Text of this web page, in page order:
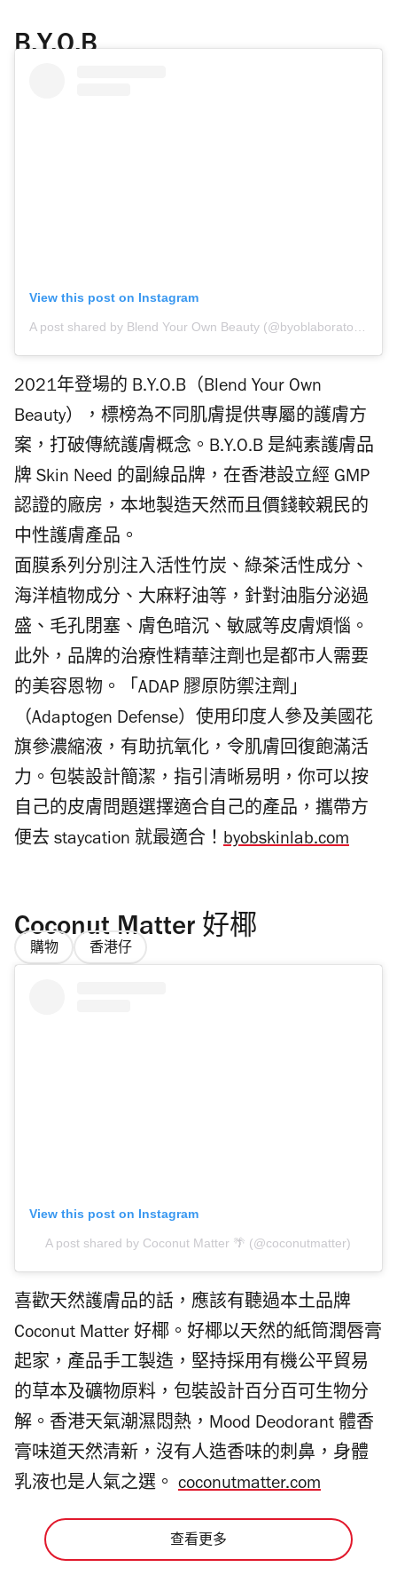
B.Y.O.B
View this post on Instagram
2021年登場的 B.Y.O.B（Blend Your Own
Beauty），標榜為不同肌膚提供專屬的護膚方
案，打破傳統護膚概念。B.Y.O.B 是純素護膚品
牌 Skin Need 的副線品牌，在香港設立經 GMP
認證的廠房，本地製造天然而且價錢較親民的
中性護膚產品。
面膜系列分別注入活性竹炭、綠茶活性成分、
海洋植物成分、大麻籽油等，針對油脂分泌過
盛、毛孔閉塞、膚色暗沉、敏感等皮膚煩惱。
此外，品牌的治療性精華注劑也是都市人需要
的美容恩物。「ADAP 膠原防禦注劑」
（Adaptogen Defense）使用印度人參及美國花
旗參濃縮液，有助抗氧化，令肌膚回復飽滿活
力。包裝設計簡潔，指引清晰易明，你可以按
自己的皮膚問題選擇適合自己的產品，攜帶方
便去 staycation 就最適合！ byobskinlab.com
Coconut Matter 好椰
購物 香港仔
View this post on Instagram
A post shared by Coconut Matter 🌴 (@coconutmatter)
喜歡天然護膚品的話，應該有聽過本土品牌
Coconut Matter 好椰。好椰以天然的紙筒潤唇膏
起家，產品手工製造，堅持採用有機公平貿易
的草本及礦物原料，包裝設計百分百可生物分
解。香港天氣潮濕悶熱，Mood Deodorant 體香
膏味道天然清新，沒有人造香味的刺鼻，身體
乳液也是人氣之選。 coconutmatter.com
查看更多